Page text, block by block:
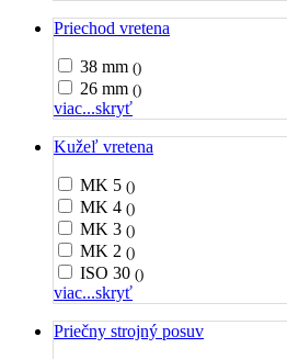
Priechod vretena
38 mm ()
26 mm ()
viac...skryť
Kužeľ vretena
MK 5 ()
MK 4 ()
MK 3 ()
MK 2 ()
ISO 30 ()
viac...skryť
Priečny strojný posuv